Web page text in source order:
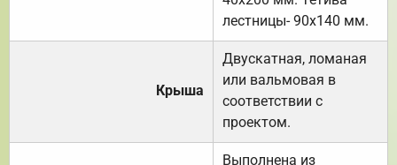
лестницы- 90х140 мм.
Крыша
Двускатная, ломаная
или вальмовая в
соответствии с
проектом.
Выполнена из